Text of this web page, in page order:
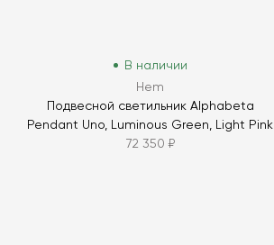
В наличии
Hem
Подвесной светильник Alphabeta
Pendant Uno, Luminous Green, Light Pink
72 350 ₽